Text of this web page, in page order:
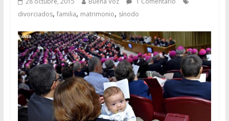
divorciados, familia, matrimonio, sínodo